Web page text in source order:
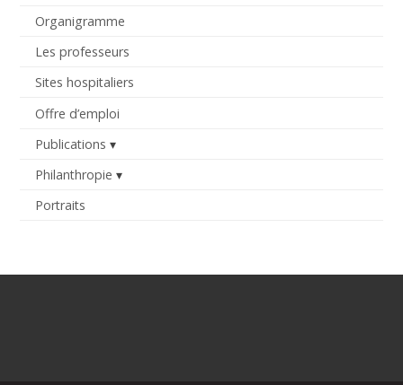
Organigramme
Les professeurs
Sites hospitaliers
Offre d’emploi
Publications
Philanthropie
Portraits